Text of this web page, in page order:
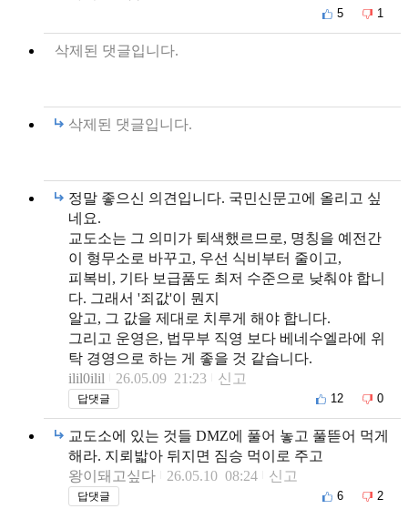
5 1
삭제된 댓글입니다.
삭제된 댓글입니다.
정말 좋으신 의견입니다. 국민신문고에 올리고 싶
네요.
교도소는 그 의미가 퇴색했르므로, 명칭을 예전간
이 형무소로 바꾸고, 우선 식비부터 줄이고,
피복비, 기타 보급품도 최저 수준으로 낮춰야 합니
다. 그래서 '죄값'이 뭔지
알고, 그 값을 제대로 치루게 해야 합니다.
그리고 운영은, 법무부 직영 보다 베네수엘라에 위
탁 경영으로 하는 게 좋을 것 같습니다.
ilil0ilil
26.05.09 21:23 신고
답댓글 12 0
교도소에 있는 것들 DMZ에 풀어 놓고 풀뜯어 먹게
해라. 지뢰밟아 뒤지면 짐승 먹이로 주고
왕이돼고싶다
26.05.10 08:24 신고
답댓글 6 2